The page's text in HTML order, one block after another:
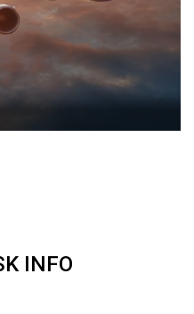
INFO